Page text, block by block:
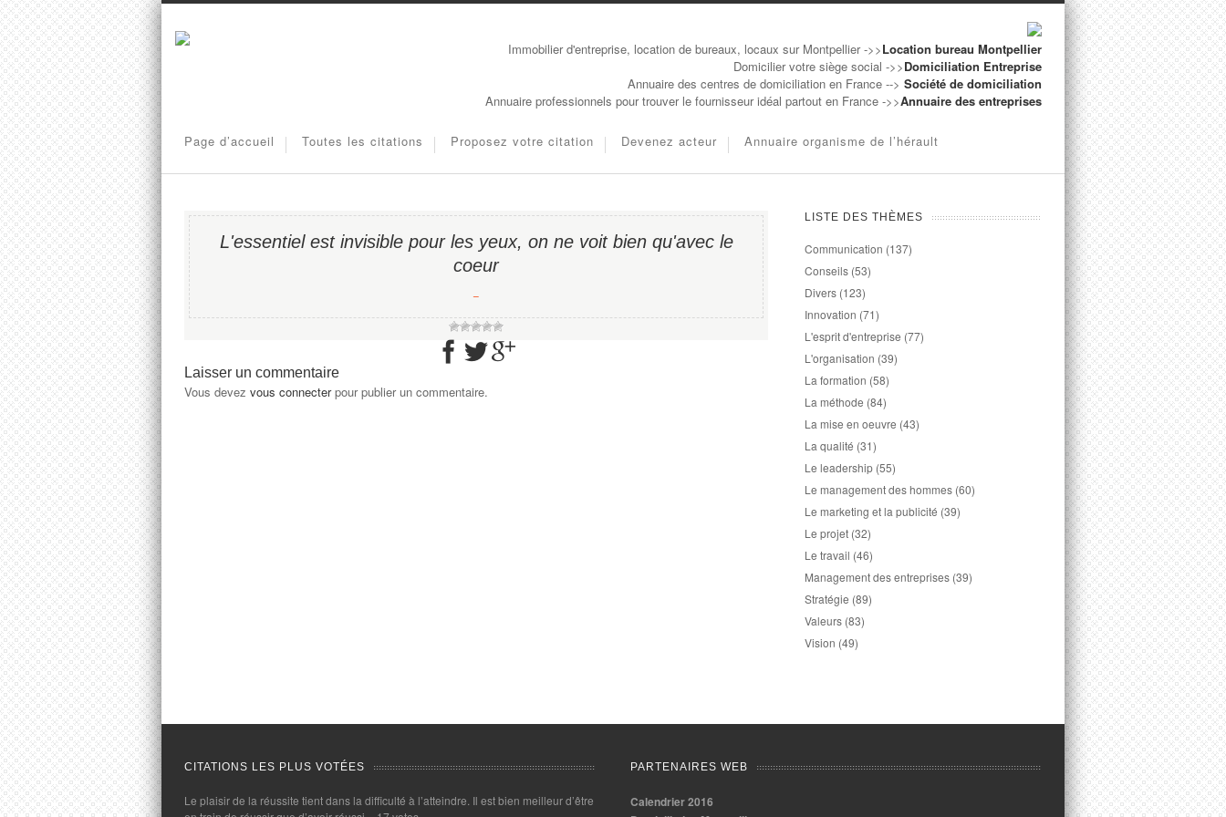
Immobilier d'entreprise, location de bureaux, locaux sur Montpellier ->>Location bureau Montpellier
Domicilier votre siège social ->>Domiciliation Entreprise
Annuaire des centres de domiciliation en France --> Société de domiciliation
Annuaire professionnels pour trouver le fournisseur idéal partout en France ->>Annuaire des entreprises
Page d’accueil Toutes les citations Proposez votre citation Devenez acteur Annuaire organisme de l’hérault
L'essentiel est invisible pour les yeux, on ne voit bien qu'avec le
coeur
−
Laisser un commentaire
Vous devez vous connecterpour publier un commentaire.
LISTE DES THÈMES
Communication (137)
Conseils (53)
Divers (123)
Innovation (71)
L'esprit d'entreprise (77)
L'organisation (39)
La formation (58)
La méthode (84)
La mise en oeuvre (43)
La qualité (31)
Le leadership (55)
Le management des hommes (60)
Le marketing et la publicité (39)
Le projet (32)
Le travail (46)
Management des entreprises (39)
Stratégie (89)
Valeurs (83)
Vision (49)
CITATIONS LES PLUS VOTÉES
Le plaisir de la réussite tient dans la difficulté à l’atteindre. Il est bien meilleur d’être
PARTENAIRES WEB
Calendrier 2016